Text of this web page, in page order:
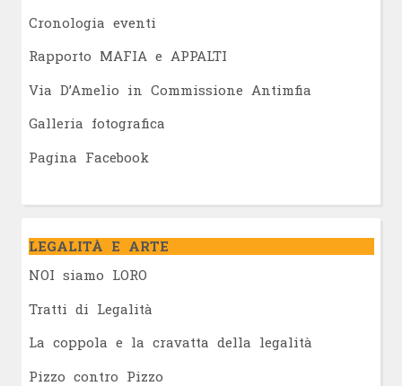
Cronologia eventi
Rapporto MAFIA e APPALTI
Via D’Amelio in Commissione Antimfia
Galleria fotografica
Pagina Facebook
LEGALITÀ E ARTE
NOI siamo LORO
Tratti di Legalità
La coppola e la cravatta della legalità
Pizzo contro Pizzo